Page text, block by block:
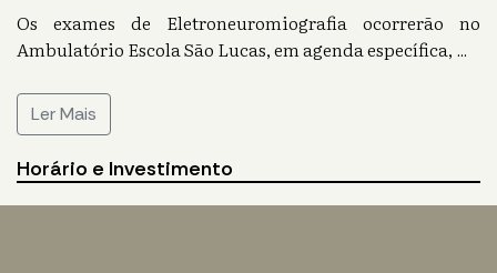
Os exames de Eletroneuromiografia ocorrerão no
Ambulatório Escola São Lucas, em agenda específica, ...
Ler Mais
Horário e Investimento